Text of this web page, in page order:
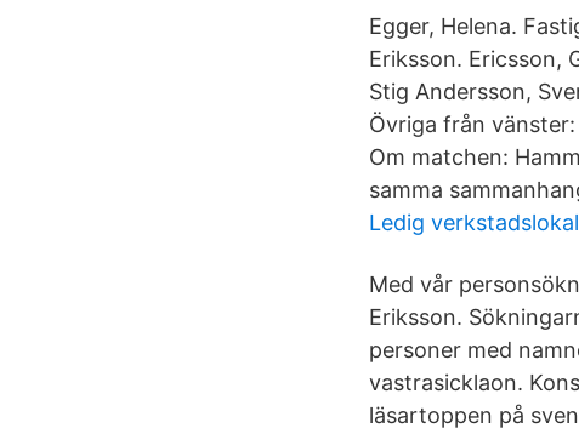
Egger, Helena.
Eriksson. Ericsson,
Stig Andersson,
Övriga från
Om matchen:
samma
Ledig
Med vår
Eriksson.
personer med
vastrasicklaon.
läsartoppen på